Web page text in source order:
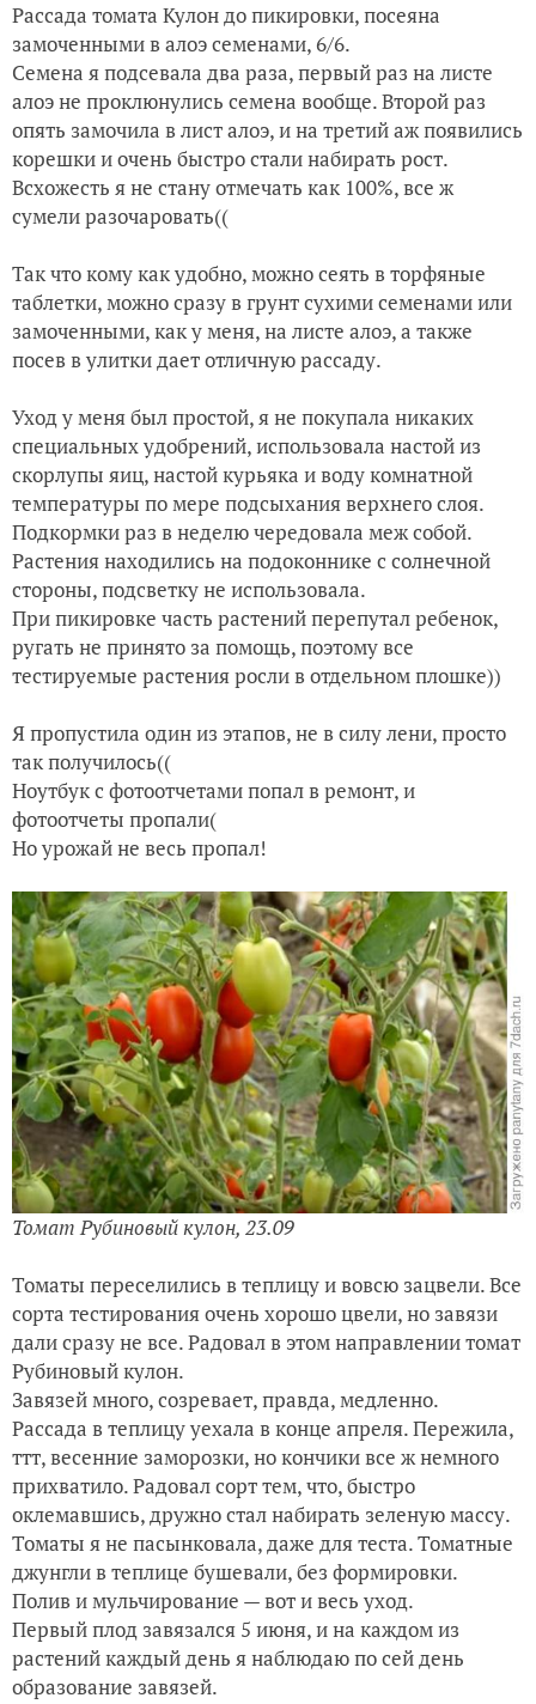
Рассада томата Кулон до пикировки, посеяна
замоченными в алоэ семенами, 6/6.
Семена я подсевала два раза, первый раз на листе
алоэ не проклюнулись семена вообще. Второй раз
опять замочила в лист алоэ, и на третий аж появились
корешки и очень быстро стали набирать рост.
Всхожесть я не стану отмечать как 100%, все ж
сумели разочаровать((
Так что кому как удобно, можно сеять в торфяные
таблетки, можно сразу в грунт сухими семенами или
замоченными, как у меня, на листе алоэ, а также
посев в улитки дает отличную рассаду.
Уход у меня был простой, я не покупала никаких
специальных удобрений, использовала настой из
скорлупы яиц, настой курьяка и воду комнатной
температуры по мере подсыхания верхнего слоя.
Подкормки раз в неделю чередовала меж собой.
Растения находились на подоконнике с солнечной
стороны, подсветку не использовала.
При пикировке часть растений перепутал ребенок,
ругать не принято за помощь, поэтому все
тестируемые растения росли в отдельном плошке))
Я пропустила один из этапов, не в силу лени, просто
так получилось((
Ноутбук с фотоотчетами попал в ремонт, и
фотоотчеты пропали(
Но урожай не весь пропал!
Томат Рубиновый кулон, 23.09
Томаты переселились в теплицу и вовсю зацвели. Все
сорта тестирования очень хорошо цвели, но завязи
дали сразу не все. Радовал в этом направлении томат
Рубиновый кулон.
Завязей много, созревает, правда, медленно.
Рассада в теплицу уехала в конце апреля. Пережила,
ттт, весенние заморозки, но кончики все ж немного
прихватило. Радовал сорт тем, что, быстро
оклемавшись, дружно стал набирать зеленую массу.
Томаты я не пасынковала, даже для теста. Томатные
джунгли в теплице бушевали, без формировки.
Полив и мульчирование — вот и весь уход.
Первый плод завязался 5 июня, и на каждом из
растений каждый день я наблюдаю по сей день
образование завязей.